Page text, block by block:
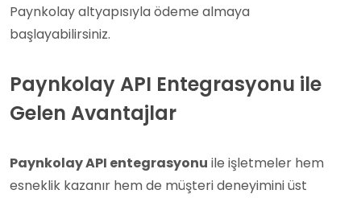
Paynkolay altyapısıyla ödeme almaya
başlayabilirsiniz.
Paynkolay API Entegrasyonu ile
Gelen Avantajlar
Paynkolay API entegrasyonu ile işletmeler hem
esneklik kazanır hem de müşteri deneyimini üst